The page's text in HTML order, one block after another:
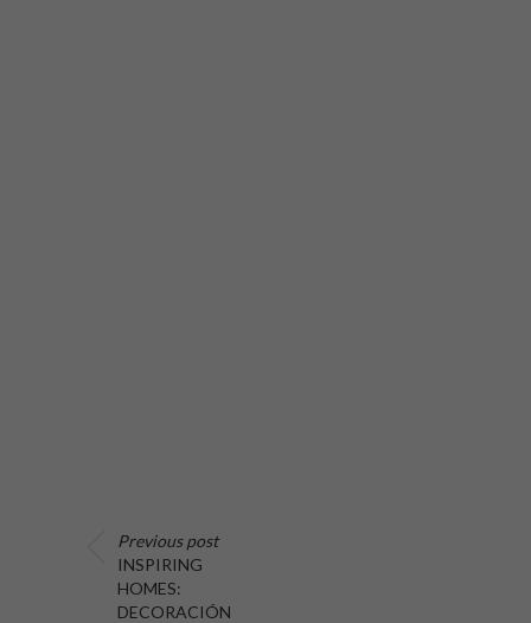
Previous post
INSPIRING
HOMES:
DECORACIÓN